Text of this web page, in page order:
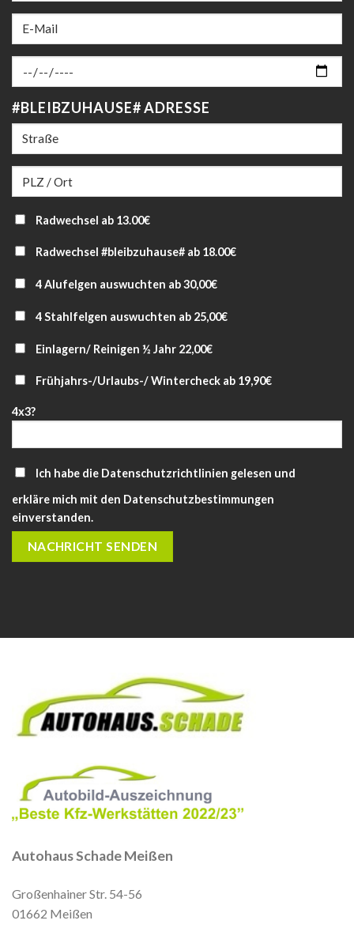
#BLEIBZUHAUSE# ADRESSE
Radwechsel ab 13.00€
Radwechsel #bleibzuhause# ab 18.00€
4 Alufelgen auswuchten ab 30,00€
4 Stahlfelgen auswuchten ab 25,00€
Einlagern/ Reinigen ½ Jahr 22,00€
Frühjahrs-/Urlaubs-/ Wintercheck ab 19,90€
4x3?
Ich habe die Datenschutzrichtlinien gelesen und
erkläre mich mit den Datenschutzbestimmungen
einverstanden.
Autohaus Schade Meißen
Großenhainer Str. 54-56
01662 Meißen